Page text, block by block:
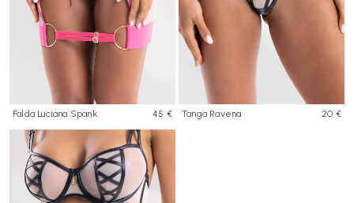
Falda Luciana Spank 45 € Tanga Ravena 20 €